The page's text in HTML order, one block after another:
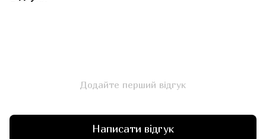
Додайте перший відгук
Написати відгук